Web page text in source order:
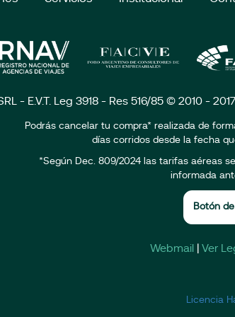
- E.V.T. Leg 3918 - Res 516/85 © 2010 -
Podrás cancelar tu compra* realizada de
días corridos desde la fecha
*Según Dec. 809/2024 las tarifas aéreas
informada
Botón
Webmail Ver
Licencia